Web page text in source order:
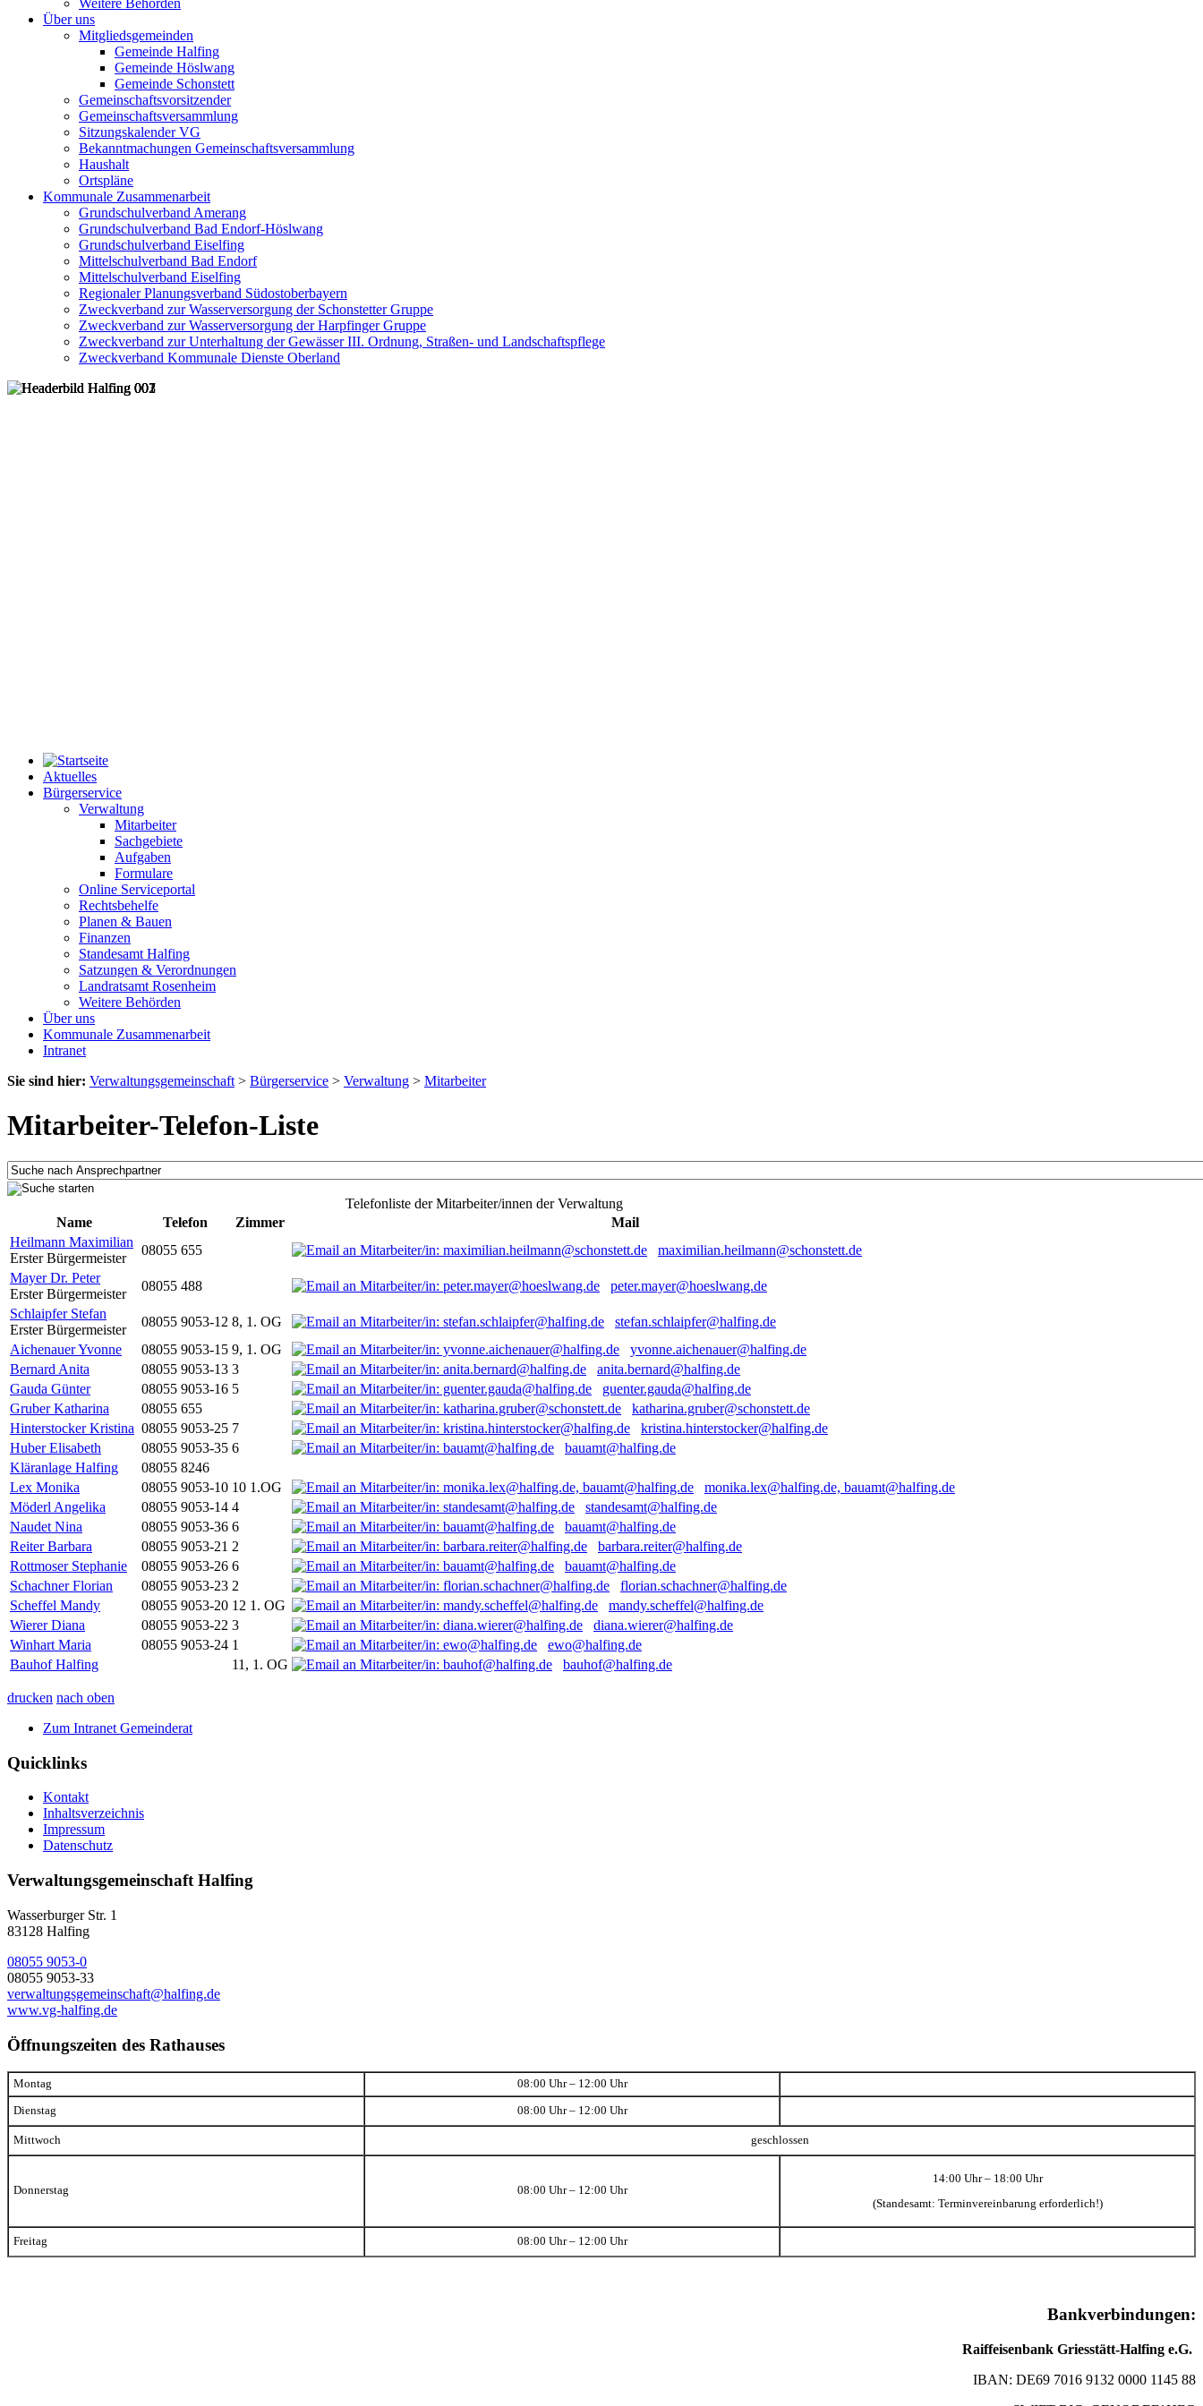
Weitere Behörden
Über uns
Mitgliedsgemeinden
Gemeinde Halfing
Gemeinde Höslwang
Gemeinde Schonstett
Gemeinschaftsvorsitzender
Gemeinschaftsversammlung
Sitzungskalender VG
Bekanntmachungen Gemeinschaftsversammlung
Haushalt
Ortspläne
Kommunale Zusammenarbeit
Grundschulverband Amerang
Grundschulverband Bad Endorf-Höslwang
Grundschulverband Eiselfing
Mittelschulverband Bad Endorf
Mittelschulverband Eiselfing
Regionaler Planungsverband Südostoberbayern
Zweckverband zur Wasserversorgung der Schonstetter Gruppe
Zweckverband zur Wasserversorgung der Harpfinger Gruppe
Zweckverband zur Unterhaltung der Gewässer III. Ordnung, Straßen- und Landschaftspflege
Zweckverband Kommunale Dienste Oberland
Aktuelles
Bürgerservice
Verwaltung
Mitarbeiter
Sachgebiete
Aufgaben
Formulare
Online Serviceportal
Rechtsbehelfe
Planen & Bauen
Finanzen
Standesamt Halfing
Satzungen & Verordnungen
Landratsamt Rosenheim
Weitere Behörden
Über uns
Kommunale Zusammenarbeit
Intranet
Sie sind hier: Verwaltungsgemeinschaft > Bürgerservice > Verwaltung > Mitarbeiter
Mitarbeiter-Telefon-Liste
Telefonliste der Mitarbeiter/innen der Verwaltung
Name
Telefon Zimmer
Mail
Heilmann Maximilian
Erster Bürgermeister
08055 655
maximilian.heilmann@schonstett.de
Mayer Dr. Peter
Erster Bürgermeister
08055 488
peter.mayer@hoeslwang.de
Schlaipfer Stefan
Erster Bürgermeister
08055 9053-12 8, 1. OG
stefan.schlaipfer@halfing.de
Aichenauer Yvonne
08055 9053-15 9, 1. OG
yvonne.aichenauer@halfing.de
Bernard Anita
08055 9053-13 3
anita.bernard@halfing.de
Gauda Günter
08055 9053-16 5
guenter.gauda@halfing.de
Gruber Katharina
08055 655
katharina.gruber@schonstett.de
Hinterstocker Kristina 08055 9053-25 7
kristina.hinterstocker@halfing.de
Huber Elisabeth
08055 9053-35 6
bauamt@halfing.de
Kläranlage Halfing
08055 8246
Lex Monika
08055 9053-10 10 1.OG
monika.lex@halfing.de, bauamt@halfing.de
Möderl Angelika
08055 9053-14 4
standesamt@halfing.de
Naudet Nina
08055 9053-36 6
bauamt@halfing.de
Reiter Barbara
08055 9053-21 2
barbara.reiter@halfing.de
Rottmoser Stephanie
08055 9053-26 6
bauamt@halfing.de
Schachner Florian
08055 9053-23 2
florian.schachner@halfing.de
Scheffel Mandy
08055 9053-20 12 1. OG
mandy.scheffel@halfing.de
Wierer Diana
08055 9053-22 3
diana.wierer@halfing.de
Winhart Maria
08055 9053-24 1
ewo@halfing.de
Bauhof Halfing
11, 1. OG bauhof@halfing.de
drucken nach oben
Zum Intranet Gemeinderat
Quicklinks
Kontakt
Inhaltsverzeichnis
Impressum
Datenschutz
Verwaltungsgemeinschaft Halfing
Wasserburger Str. 1
83128 Halfing
08055 9053-0
08055 9053-33
verwaltungsgemeinschaft@halfing.de
www.vg-halfing.de
Öffnungszeiten des Rathauses
Montag 08:00 Uhr – 12:00 Uhr
Dienstag 08:00 Uhr – 12:00 Uhr
Mittwoch geschlossen
Donnerstag 08:00 Uhr – 12:00 Uhr
14:00 Uhr – 18:00 Uhr
(Standesamt: Terminvereinbarung erforderlich!)
Freitag 08:00 Uhr – 12:00 Uhr
Bankverbindungen:
Raiffeisenbank Griesstätt-Halfing e.G.
IBAN: DE69 7016 9132 0000 1145 88